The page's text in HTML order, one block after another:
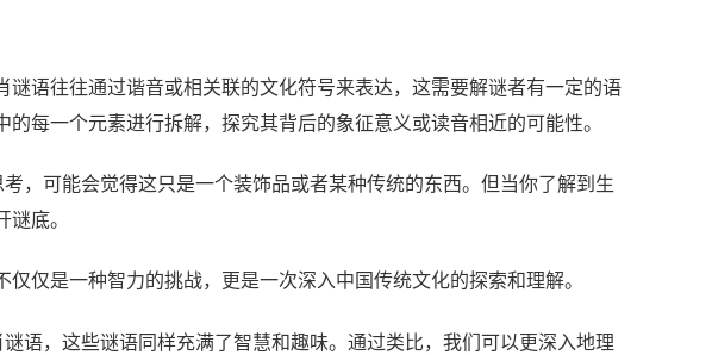
语往往通过谐音或相关联的文化符号来表达，这需要解谜者有一定的语
每一个元素进行拆解，探究其背后的象征意义或读音相近的可能性。
，可能会觉得这只是一个装饰品或者某种传统的东西。但当你了解到生
底。
仅是一种智力的挑战，更是一次深入中国传统文化的探索和理解。
语，这些谜语同样充满了智慧和趣味。通过类比，我们可以更深入地理